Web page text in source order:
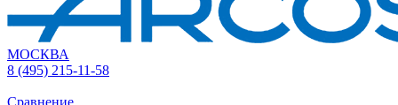
МОСКВА
8 (495) 215-11-58
Сравнение